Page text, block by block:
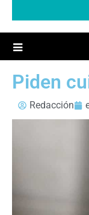
Piden
Redacción